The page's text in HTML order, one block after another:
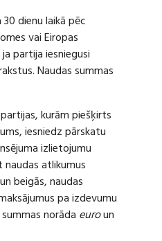
dienu laikā pēc
vai Eiropas
partija iesniegusi
Naudas summas
kurām piešķirts
iesniedz pārskatu
izlietojumu
atlikumus
beigās, naudas
pa izdevumu
norāda euroun